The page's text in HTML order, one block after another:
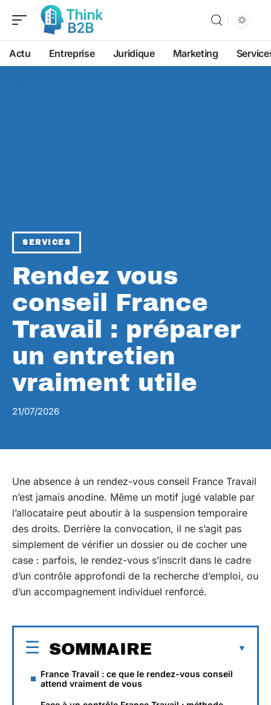
Actu Entreprise Juridique Marketing
SERVICES
Rendez vous
conseil France
Travail : préparer
un entretien
vraiment utile
21/07/2026
Une absence à un rendez-vous conseil France Travail
n’est jamais anodine. Même un motif jugé valable par
l’allocataire peut aboutir à la suspension temporaire
des droits. Derrière la convocation, il ne s’agit pas
simplement de vérifier un dossier ou de cocher une
case : parfois, le rendez-vous s’inscrit dans le cadre
d’un contrôle approfondi de la recherche d’emploi, ou
d’un accompagnement individuel renforcé.
SOMMAIRE
France Travail : ce que le rendez-vous conseil
attend vraiment de vous